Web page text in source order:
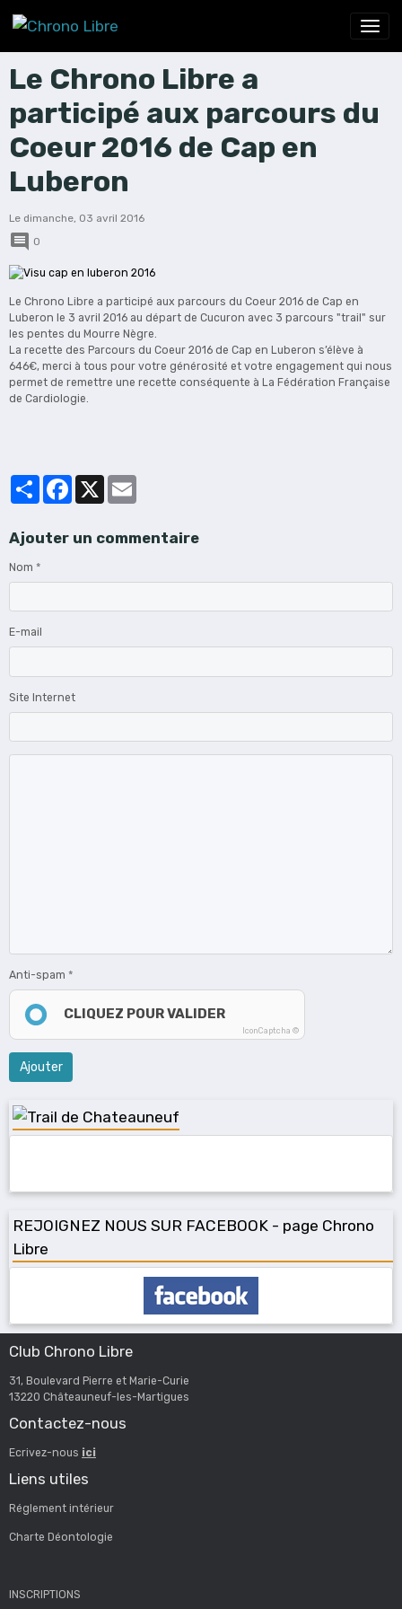
Le Chrono Libre a
participé aux parcours du
Coeur 2016 de Cap en
Luberon
Le dimanche, 03 avril 2016
0
Le Chrono Libre a participé aux parcours du Coeur 2016 de Cap en
Luberon le 3 avril 2016 au départ de Cucuron avec 3 parcours "trail" sur
les pentes du Mourre Nègre.
La recette des Parcours du Coeur 2016 de Cap en Luberon s’élève à
646€, merci à tous pour votre générosité et votre engagement qui nous
permet de remettre une recette conséquente à La Fédération Française
de Cardiologie.
PartagerFacebook
X
Ajouter un commentaire
Nom
E-mail
Site Internet
Anti-spam
CLIQUEZ POUR VALIDER
IconCaptcha ©
Ajouter
REJOIGNEZ NOUS SUR FACEBOOK - page Chrono
Libre
Club Chrono Libre
31, Boulevard Pierre et Marie-Curie
13220 Châteauneuf-les-Martigues
Contactez-nous
Ecrivez-nous ici
Liens utiles
Réglement intérieur
Charte Déontologie
INSCRIPTIONS